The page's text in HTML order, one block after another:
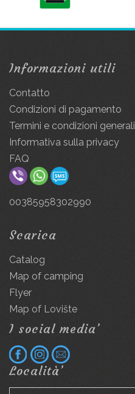
Informazioni utili
Contatto
Condizioni di pagamento
Termini e condizioni generali
Informativa sulla privacy
FAQ
00385958302990
Scarica
Catalog
Map of camping
Flyer
Map of Lovište
I social media’
Località’